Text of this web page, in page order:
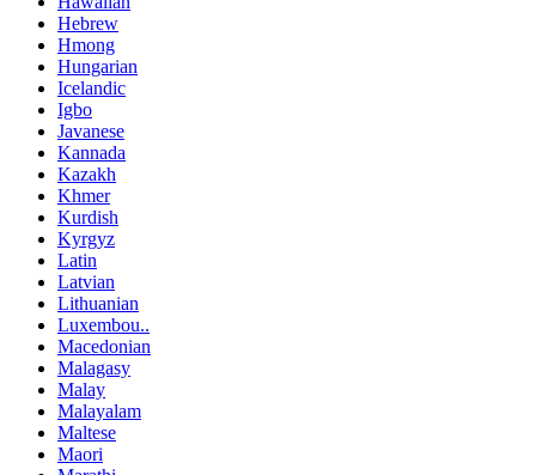
Hebrew
Hmong
Hungarian
Icelandic
Igbo
Javanese
Kannada
Kazakh
Khmer
Kurdish
Kyrgyz
Latin
Latvian
Lithuanian
Luxembou..
Macedonian
Malagasy
Malay
Malayalam
Maltese
Maori